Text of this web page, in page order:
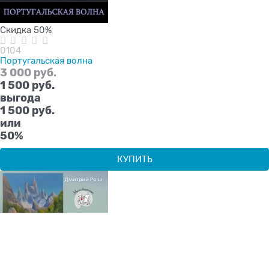
Скидка 50%
0104
Португальская волна
3 000 руб.
1 500 руб.
выгода
1 500 руб.
или
50%
КУПИТЬ